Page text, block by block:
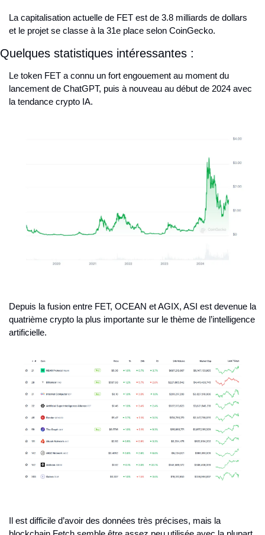
La capitalisation actuelle de FET est de 3.8 milliards de dollars
et le projet se classe à la 31e place selon CoinGecko.
Quelques statistiques intéressantes :
Le token FET a connu un fort engouement au moment du
lancement de ChatGPT, puis à nouveau au début de 2024 avec
la tendance crypto IA.
Depuis la fusion entre FET, OCEAN et AGIX, ASI est devenue la
quatrième crypto la plus importante sur le thème de l’intelligence
artificielle.
Il est difficile d’avoir des données très précises, mais la